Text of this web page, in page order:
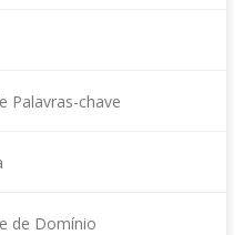
Palavras-chave
de Domínio